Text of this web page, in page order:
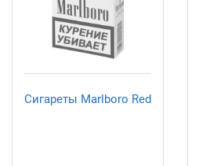
Сигареты Marlboro Red